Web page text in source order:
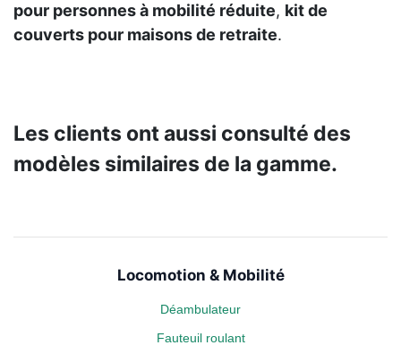
pour personnes à mobilité réduite, kit de
couverts pour maisons de retraite.
Les clients ont aussi consulté des
modèles similaires de la gamme.
Locomotion & Mobilité
Déambulateur
Fauteuil roulant